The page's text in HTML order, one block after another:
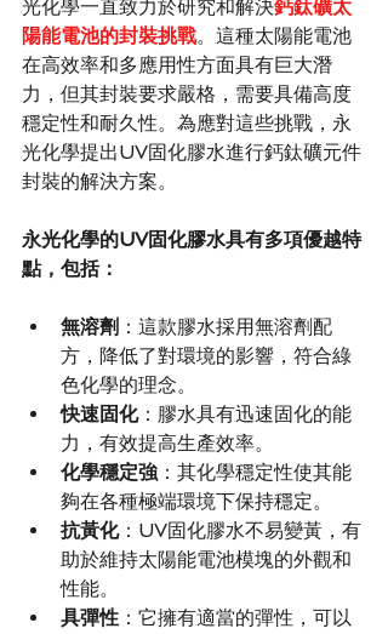
光化學一直致力於研究和解決鈣鈦礦太
陽能電池的封裝挑戰。這種太陽能電池
在高效率和多應用性方面具有巨大潛
力，但其封裝要求嚴格，需要具備高度
穩定性和耐久性。為應對這些挑戰，永
光化學提出UV固化膠水進行鈣鈦礦元件
封裝的解決方案。
永光化學的UV固化膠水具有多項優越特
點，包括：
無溶劑 ：這款膠水採用無溶劑配
方，降低了對環境的影響，符合綠
色化學的理念。
快速固化：膠水具有迅速固化的能
力，有效提高生產效率。
化學穩定強 ：其化學穩定性使其能
夠在各種極端環境下保持穩定。
抗黃化：UV固化膠水不易變黃，有
助於維持太陽能電池模塊的外觀和
性能。
具彈性 ：它擁有適當的彈性，可以